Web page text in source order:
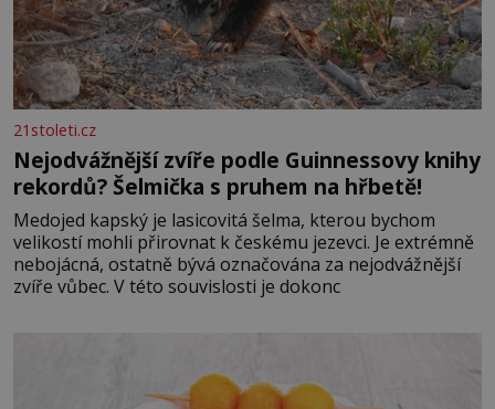
21stoleti.cz
Nejodvážnější zvíře podle Guinnessovy knihy
rekordů? Šelmička s pruhem na hřbetě!
Medojed kapský je lasicovitá šelma, kterou bychom
velikostí mohli přirovnat k českému jezevci. Je extrémně
nebojácná, ostatně bývá označována za nejodvážnější
zvíře vůbec. V této souvislosti je dokonc